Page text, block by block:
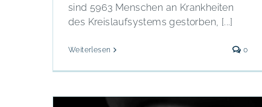
sind 5963 Menschen an Krankheiten
des Kreislaufsystems gestorben, [...]
Weiterlesen 0